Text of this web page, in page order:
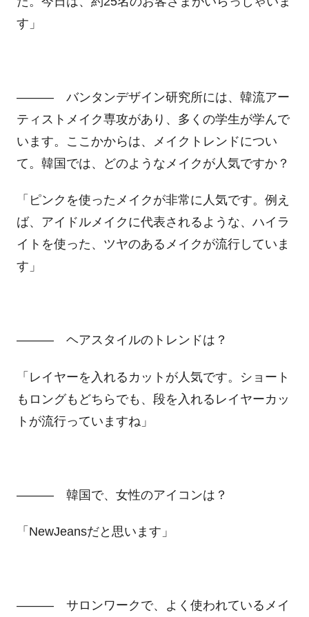
す」
――― バンタンデザイン研究所には、韓流アー
ティストメイク専攻があり、多くの学生が学んで
います。ここかからは、メイクトレンドについ
て。韓国では、どのようなメイクが人気ですか？
「ピンクを使ったメイクが非常に人気です。例え
ば、アイドルメイクに代表されるような、ハイラ
イトを使った、ツヤのあるメイクが流行していま
す」
――― ヘアスタイルのトレンドは？
「レイヤーを入れるカットが人気です。ショート
もロングもどちらでも、段を入れるレイヤーカッ
トが流行っていますね」
――― 韓国で、女性のアイコンは？
「 NewJeansだと思います」
――― サロンワークで、よく使われているメイ